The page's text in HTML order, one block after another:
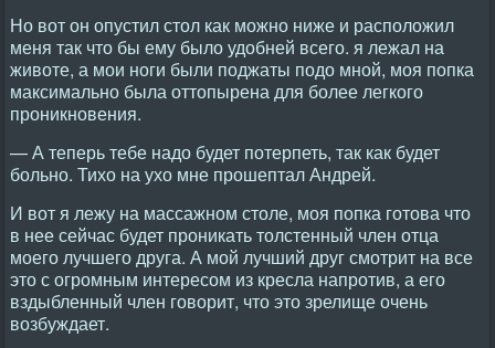
Но вот он опустил стол как можно ниже и расположил
меня так что бы ему было удобней всего. я лежал на
животе, а мои ноги были поджаты подо мной, моя попка
максимально была оттопырена для более легкого
проникновения.
— А теперь тебе надо будет потерпеть, так как будет
больно. Тихо на ухо мне прошептал Андрей.
И вот я лежу на массажном столе, моя попка готова что
в нее сейчас будет проникать толстенный член отца
моего лучшего друга. А мой лучший друг смотрит на все
это с огромным интересом из кресла напротив, а его
вздыбленный член говорит, что это зрелище очень
возбуждает.